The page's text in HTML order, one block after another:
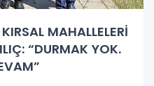
MAHALLELERİ
“DURMAK YOK.